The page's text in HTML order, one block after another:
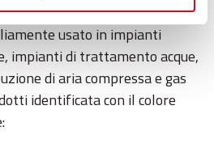
resistenza alla
usato in impianti
impianti di trattamento acque,
di aria compressa e gas
identificata con il colore